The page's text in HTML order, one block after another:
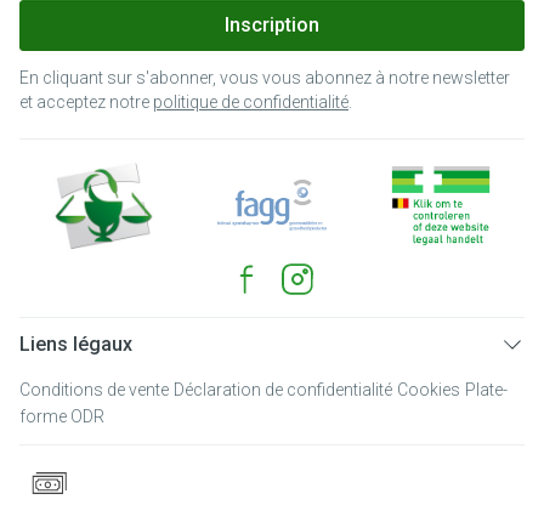
Inscription
En cliquant sur s'abonner, vous vous abonnez à notre newsletter
et acceptez notre politique de confidentialité
Liens légaux
Conditions de vente Déclaration de confidentialité Cookies Plate-
forme ODR